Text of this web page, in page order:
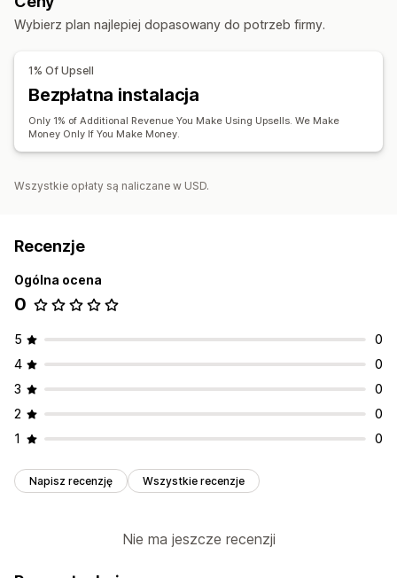
Wybierz plan najlepiej dopasowany do potrzeb firmy.
1% Of Upsell
Bezpłatna instalacja
Only 1% of Additional Revenue You Make Using Upsells. We Make
Money Only If You Make Money.
Wszystkie opłaty są naliczane w USD.
Recenzje
Ogólna ocena
0
5
0
4
0
3
0
2
0
1
0
Napisz recenzję Wszystkie recenzje
Nie ma jeszcze recenzji